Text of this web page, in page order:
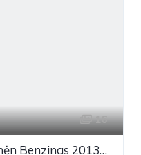
16
Citroen DS4 nuo 111 €/ mėn Benzinas 2013m. Sedanas Mechaninė